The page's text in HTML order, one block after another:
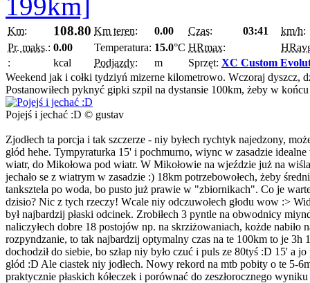
Km: 108.80 Km teren: 0.00 Czas: 03:41
km/h:
Pr. maks.: 0.00 Temperatura: 15.0°C HRmax:
:
kcal Podjazdy: m Sprzęt: XC Custom
Weekend jak i cołki tydziyń mizerne kilometrowo. Wczoraj dyszcz,
Postanowiłech pyknyć gipki szpil na dystansie 100km, żeby w
Pojejś i jechać :D © gustav
Zjodłech ta porcja i tak szczerze - niy byłech rychtyk najedzony,
głód hehe. Tympyraturka 15' i pochmurno, wiync w zasadzie
wiatr, do Mikołowa pod wiatr. W Mikołowie na wjeździe już na
jechało se z wiatrym w zasadzie :) 18km potrzebowołech, żeby
tanksztela po woda, bo pusto już prawie w "zbiornikach". Co je
dzisio? Nic z tych rzeczy! Wcale niy odczuwołech głodu wow :>
był najbardzij płaski odcinek. Zrobiłech 3 pyntle na obwodnicy
naliczyłech dobre 18 postojów np. na skrziżowaniach, kożde
rozpyndzanie, to tak najbardzij optymalny czas na te 100km to je
dochodził do siebie, bo szłap niy było czuć i puls ze 80tyś :D 15' a
głód :D Ale ciastek niy jodłech. Nowy rekord na mtb pobity o te 5-
praktycznie płaskich kółeczek i porównać do zeszłorocznego